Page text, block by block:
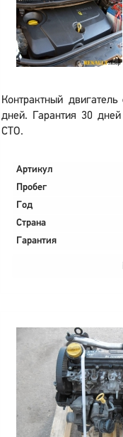
Контрактный
дней. Гарантия 30
СТО.
Артикул
Пробег
Год
Страна
Гарантия